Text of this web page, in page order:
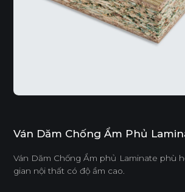
Ván Dăm Chống Ẩm Phủ
Ván Dăm Chống Ẩm phủ Laminate phù
gian nội thất có độ ẩm cao.